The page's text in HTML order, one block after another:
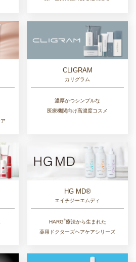
CLIGRAM
カリグラム
濃厚かつシンプルな
医療機関向け高濃度コスメ
HG MD®
エイチジーエムディ
HARG®︎療法から生まれた
薬用ドクターズヘアケアシリーズ